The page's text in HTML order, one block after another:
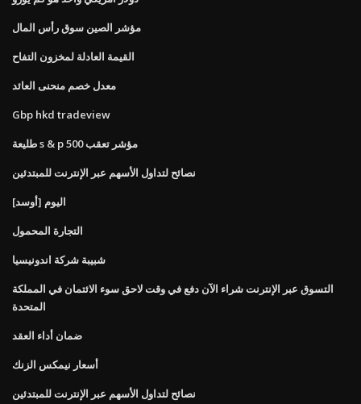
مؤشر الصين سوق رأس المال
القيمة العادلة لمخزون التفاح
معدل خصم منحنى العائد
Gbp hkd tradeview
طليعة s & p 500 مؤشر تعقب
نصائح لتداول الأسهم عبر الإنترنت للمبتدئين
[أوسد] اليوم
التجارة المحمول
شبيبة شركة اندونيسيا
التسوق عبر الإنترنت شراء الآن دفع في وقت لاحق سوء الائتمان في المملكة
المتحدة
ضمان أداء العقد
أسعار نيمكس الزنك
نصائح لتداول الأسهم عبر الإنترنت للمبتدئين